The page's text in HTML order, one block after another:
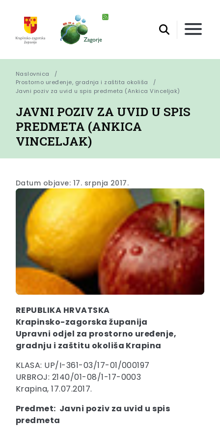
Naslovnica
Prostorno uređenje, gradnja i zaštita okoliša
Javni poziv za uvid u spis predmeta (Ankica Vinceljak)
JAVNI POZIV ZA UVID U SPIS
PREDMETA (ANKICA
VINCELJAK)
Datum objave: 17. srpnja 2017.
REPUBLIKA HRVATSKA
Krapinsko-zagorska županija
Upravni odjel za prostorno uređenje,
gradnju i zaštitu okoliša Krapina
KLASA: UP/I-361-03/17-01/000197
URBROJ: 2140/01-08/1-17-0003
Krapina, 17.07.2017.
Predmet: Javni poziv za uvid u spis
predmeta